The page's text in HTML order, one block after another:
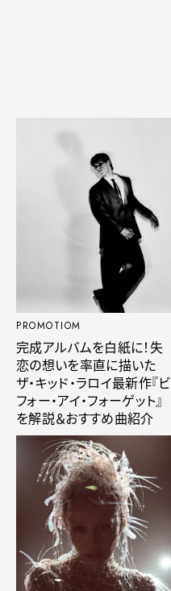
PROMOTIOM
完成アルバムを白紙に！失
恋の想いを率直に描いた
ザ・キッド・ラロイ最新作『ビ
フォー・アイ・フォーゲット』
を解説＆おすすめ曲紹介